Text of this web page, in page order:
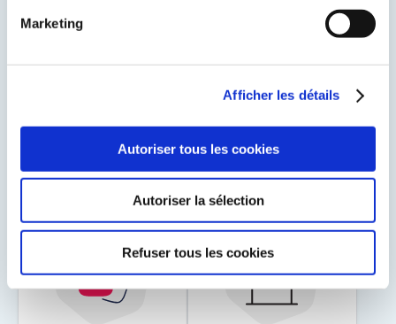
Marketing
Afficher les détails
Autoriser tous les cookies
Autoriser la sélection
Refuser tous les cookies
de vos données, consultez la politique de confidentialité
du Réseau disponible au lien suivant
Envoyer
Accès rapides